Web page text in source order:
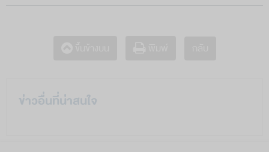
ข่าวอื่นที่น่าสนใจ